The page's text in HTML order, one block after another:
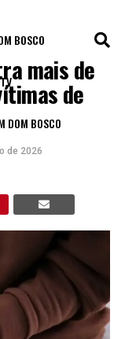
BOSCO
TV
DOM BOSCO
mais de
de
de 2026